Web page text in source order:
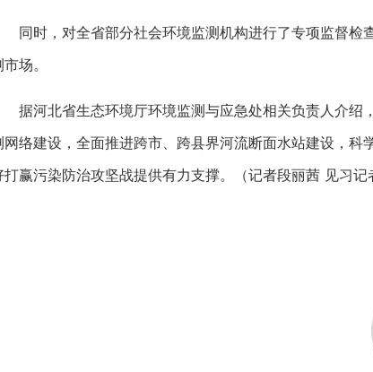
同时，对全省部分社会环境监测机构进行了专项监督检
场。
据河北省生态环境厅环境监测与应急处相关负责人介绍
网络建设，全面推进跨市、跨县界河流断面水站建设，
打赢污染防治攻坚战提供有力支撑。（记者段丽茜 见习记